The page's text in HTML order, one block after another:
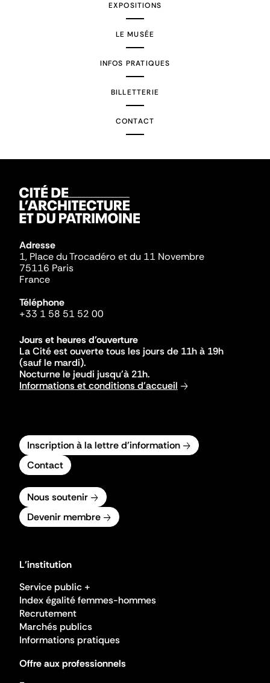
EXPOSITIONS
LE MUSÉE
INFOS PRATIQUES
BILLETTERIE
CONTACT
Adresse
1, Place du Trocadéro et du 11 Novembre
75116 Paris
France
Téléphone
+33 1 58 51 52 00
Jours et heures d'ouverture
La Cité est ouverte tous les jours de 11h à 19h
(sauf le mardi).
Nocturne le jeudi jusqu'à 21h.
Informations et conditions d'accueil
Inscription à la lettre d'information
Contact
Nous soutenir
Devenir membre
L'institution
Service public +
Index égalité femmes-hommes
Recrutement
Marchés publics
Informations pratiques
Offre aux professionnels